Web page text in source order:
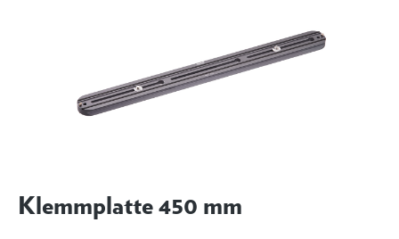
Klemmplatte 450 mm